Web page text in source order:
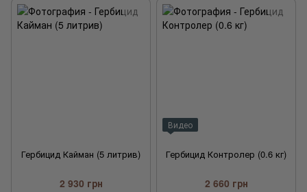
Гербицид Кайман (5 литрив)
2 930 грн
Видео
Гербицид Контролер (0.6 кг)
2 660 грн